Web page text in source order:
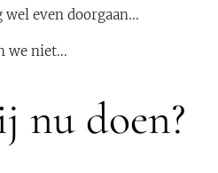
even doorgaan...
we niet...
nu doen?